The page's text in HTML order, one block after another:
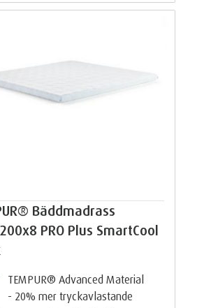
Bäddmadrass
PRO Plus SmartCool
TEMPUR®️ Advanced Material
- 20% mer tryckavlastande